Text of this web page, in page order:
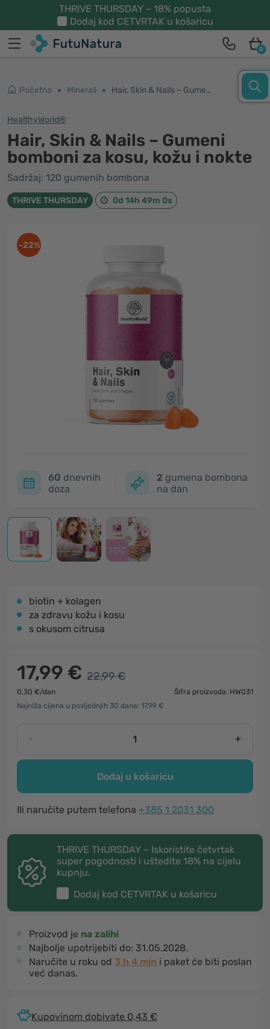
THRIVE THURSDAY – 18% popusta
Dodaj kod CETVRTAK u košaricu
0
Početna Minerali Hair, Skin & Nails – Gumeni bomboni za kosu, kožu i nokte
HealthyWorld®
Hair, Skin & Nails – Gumeni
bomboni za kosu, kožu i nokte
Sadržaj: 120 gumenih bombona
THRIVE THURSDAY 0d 14h 48m 59s
-22%
60 dnevnih
doza
2 gumena bombona
na dan
biotin + kolagen
za zdravu kožu i kosu
s okusom citrusa
17,99 € 22,99 €
0,30 €/dan
Šifra proizvoda: HW031
Najniža cijena u posljednjih 30 dana: 17,99 €
- +
Dodaj u košaricu
Ili naručite putem telefona +385 1 2031 300
THRIVE THURSDAY – Iskoristite četvrtak
super pogodnosti i uštedite 18% na cijelu
kupnju.
Dodaj kod CETVRTAK u košaricu
Proizvod je na zalihi
Najbolje upotrijebiti do: 31.05.2028.
Naručite u roku od 3 h 4 min i paket će biti poslan
već danas.
Kupovinom dobivate 0,43 €